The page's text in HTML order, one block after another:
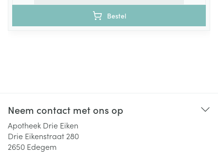
Bestel
Neem contact met ons op
Apotheek Drie Eiken
Drie Eikenstraat 280
2650 Edegem